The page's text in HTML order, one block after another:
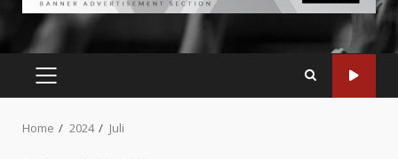
Home 2024 Juli